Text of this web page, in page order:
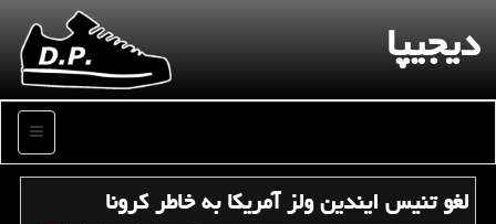
دیجیپا
منو
لغو تنیس ایندین ولز آمریكا به خاطر كرونا